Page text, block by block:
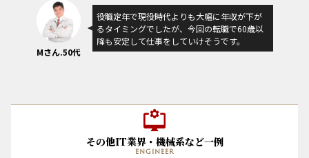
Mさん.50代
役職定年で現役時代よりも大幅に年収が下が
るタイミングでしたが、今回の転職で60歳以
降も安定して仕事をしていけそうです。
その他IT業界・機械系など一例
engineer